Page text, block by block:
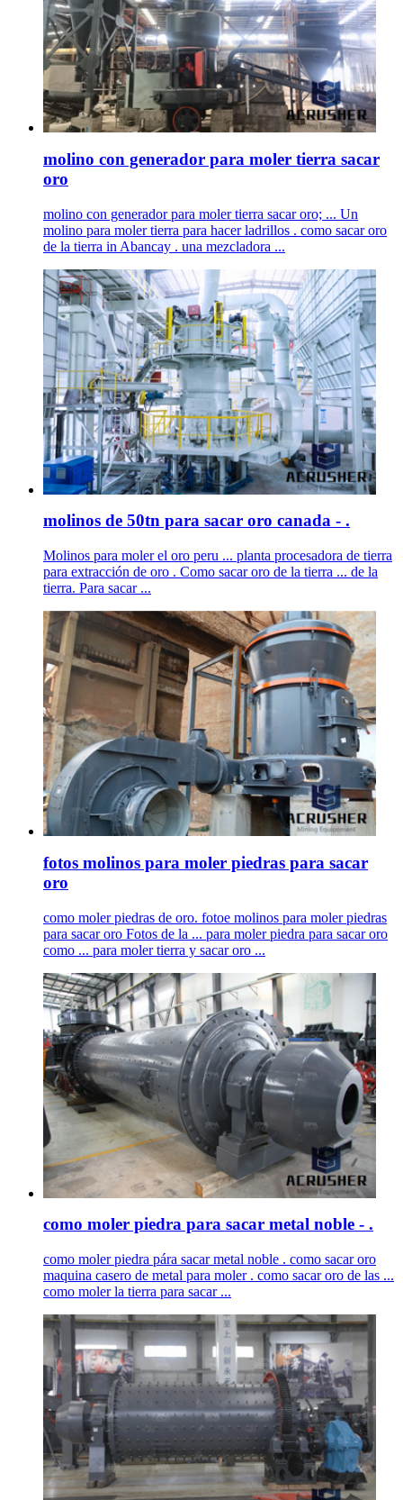
molino con generador para moler tierra sacar
oro
molino con generador para moler tierra sacar oro; ... Un
molino para moler tierra para hacer ladrillos . como sacar oro
de la tierra in Abancay . una mezcladora ...
molinos de 50tn para sacar oro canada - .
Molinos para moler el oro peru ... planta procesadora de tierra
para extracción de oro . Como sacar oro de la tierra ... de la
tierra. Para sacar ...
fotos molinos para moler piedras para sacar
oro
como moler piedras de oro. fotoe molinos para moler piedras
para sacar oro Fotos de la ... para moler piedra para sacar oro
como ... para moler tierra y sacar oro ...
como moler piedra para sacar metal noble - .
como moler piedra pára sacar metal noble . como sacar oro
maquina casero de metal para moler . como sacar oro de las ...
como moler la tierra para sacar ...